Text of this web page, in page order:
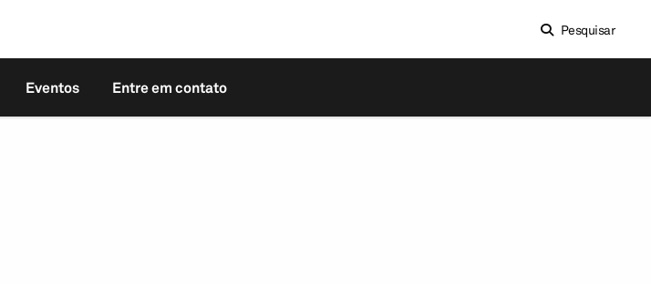
Pesquisar
Eventos Entre em contato